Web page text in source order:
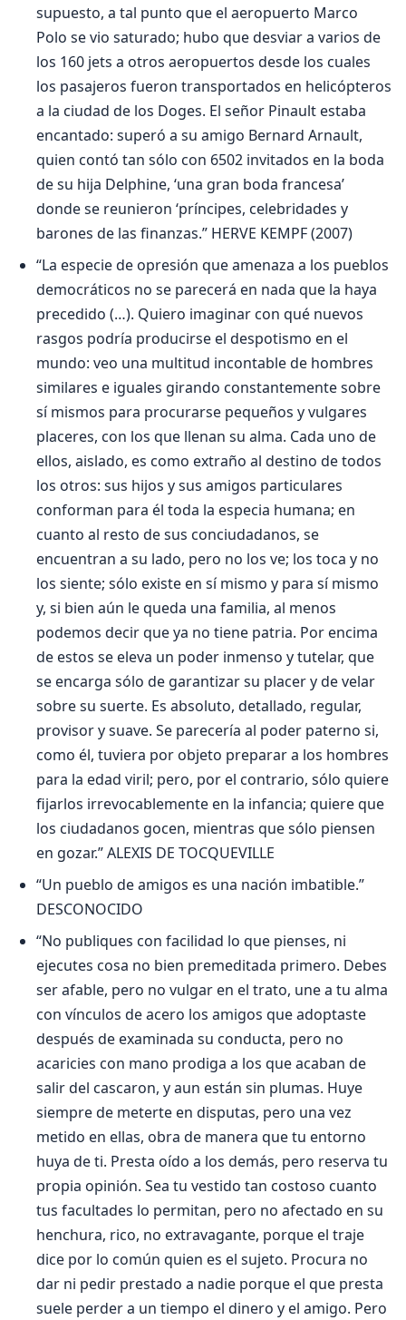
supuesto, a tal punto que el aeropuerto Marco
Polo se vio saturado; hubo que desviar a varios de
los 160 jets a otros aeropuertos desde los cuales
los pasajeros fueron transportados en helicópteros
a la ciudad de los Doges. El señor Pinault estaba
encantado: superó a su amigo Bernard Arnault,
quien contó tan sólo con 6502 invitados en la boda
de su hija Delphine, ‘una gran boda francesa’
donde se reunieron ‘príncipes, celebridades y
barones de las finanzas.” HERVE KEMPF (2007)
“La especie de opresión que amenaza a los pueblos
democráticos no se parecerá en nada que la haya
precedido (…). Quiero imaginar con qué nuevos
rasgos podría producirse el despotismo en el
mundo: veo una multitud incontable de hombres
similares e iguales girando constantemente sobre
sí mismos para procurarse pequeños y vulgares
placeres, con los que llenan su alma. Cada uno de
ellos, aislado, es como extraño al destino de todos
los otros: sus hijos y sus amigos particulares
conforman para él toda la especia humana; en
cuanto al resto de sus conciudadanos, se
encuentran a su lado, pero no los ve; los toca y no
los siente; sólo existe en sí mismo y para sí mismo
y, si bien aún le queda una familia, al menos
podemos decir que ya no tiene patria. Por encima
de estos se eleva un poder inmenso y tutelar, que
se encarga sólo de garantizar su placer y de velar
sobre su suerte. Es absoluto, detallado, regular,
provisor y suave. Se parecería al poder paterno si,
como él, tuviera por objeto preparar a los hombres
para la edad viril; pero, por el contrario, sólo quiere
fijarlos irrevocablemente en la infancia; quiere que
los ciudadanos gocen, mientras que sólo piensen
en gozar.” ALEXIS DE TOCQUEVILLE
“Un pueblo de amigos es una nación imbatible.”
DESCONOCIDO
“No publiques con facilidad lo que pienses, ni
ejecutes cosa no bien premeditada primero. Debes
ser afable, pero no vulgar en el trato, une a tu alma
con vínculos de acero los amigos que adoptaste
después de examinada su conducta, pero no
acaricies con mano prodiga a los que acaban de
salir del cascaron, y aun están sin plumas. Huye
siempre de meterte en disputas, pero una vez
metido en ellas, obra de manera que tu entorno
huya de ti. Presta oído a los demás, pero reserva tu
propia opinión. Sea tu vestido tan costoso cuanto
tus facultades lo permitan, pero no afectado en su
henchura, rico, no extravagante, porque el traje
dice por lo común quien es el sujeto. Procura no
dar ni pedir prestado a nadie porque el que presta
suele perder a un tiempo el dinero y el amigo. Pero